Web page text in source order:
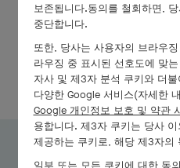
보존됩니다.동의를 철회하면,
중단합니다.
또한, 당사는 사용자의 브라우
라우징 중 표시된 선호도에 맞
자사 및 제3자 분석 쿠키와 더
다양한 Google 서비스(자세한
Google 개인정보 보호 및 약관
용합니다. 제3자 쿠키는 당사
제공하는 쿠키로, 해당 제3자의
일부 또는 모든 쿠키에 대한 동